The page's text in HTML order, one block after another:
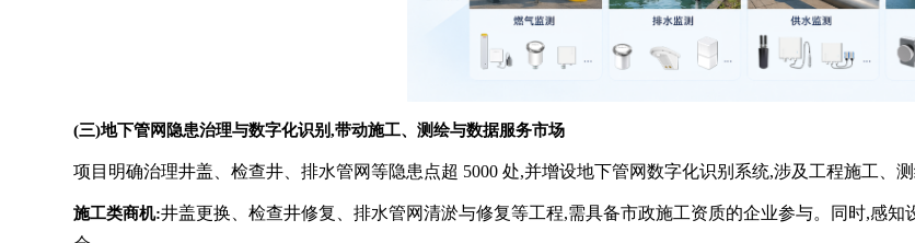
(三)地下管网隐患治理与数字化识别,带动施工、测绘与数据服务市场
项目明确治理井盖、检查井、排水管网等隐患点超 5000 处,并增设地下管网数字化识别系统,涉及工程施工、
施工类商机:井盖更换、检查井修复、排水管网清淤与修复等工程,需具备市政施工资质的企业参与。同时,感